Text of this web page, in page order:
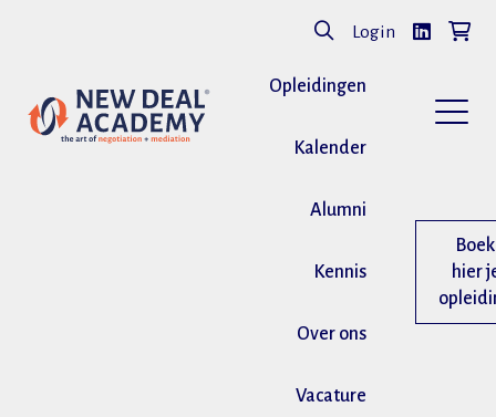
Login
Opleidingen
Kalender
Alumni
Kennis
Over ons
Vacature
Boek
hier